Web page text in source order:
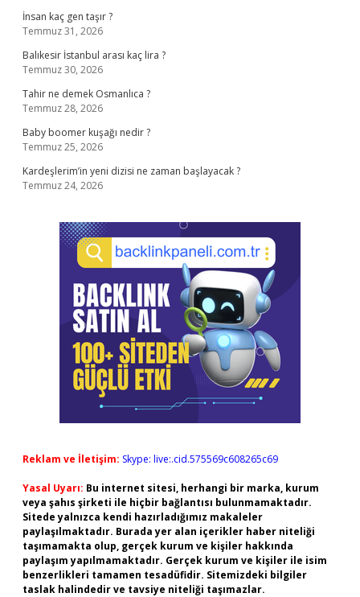
İnsan kaç gen taşır ?
Temmuz 31, 2026
Balıkesir İstanbul arası kaç lira ?
Temmuz 30, 2026
Tahir ne demek Osmanlıca ?
Temmuz 28, 2026
Baby boomer kuşağı nedir ?
Temmuz 25, 2026
Kardeşlerim’in yeni dizisi ne zaman başlayacak ?
Temmuz 24, 2026
Reklam ve İletişim: Skype: live:.cid.575569c608265c69
Yasal Uyarı: Bu internet sitesi, herhangi bir marka, kurum
veya şahıs şirketi ile hiçbir bağlantısı bulunmamaktadır.
Sitede yalnızca kendi hazırladığımız makaleler
paylaşılmaktadır. Burada yer alan içerikler haber niteliği
taşımamakta olup, gerçek kurum ve kişiler hakkında
paylaşım yapılmamaktadır. Gerçek kurum ve kişiler ile isim
benzerlikleri tamamen tesadüfidir. Sitemizdeki bilgiler
taslak halindedir ve tavsiye niteliği taşımazlar.